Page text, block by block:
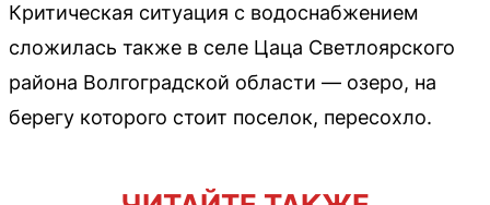
Критическая ситуация с водоснабжением
сложилась также в селе Цаца Светлоярского
района Волгоградской области — озеро, на
берегу которого стоит поселок, пересохло.